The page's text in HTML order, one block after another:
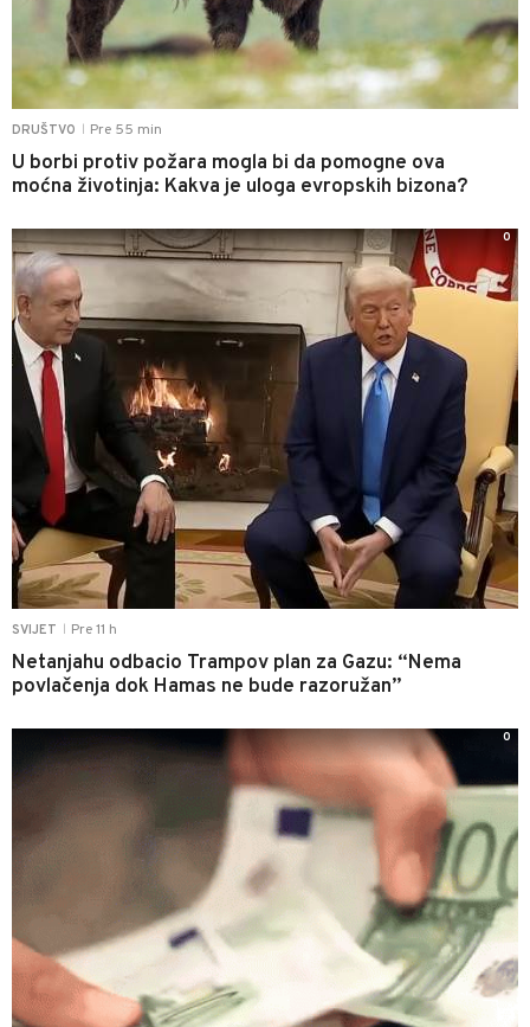
DRUŠTVO Pre 55 min
U borbi protiv požara mogla bi da pomogne ova
moćna životinja: Kakva je uloga evropskih bizona?
SVIJET Pre 11 h
Netanjahu odbacio Trampov plan za Gazu: “Nema
povlačenja dok Hamas ne bude razoružan”
0
0